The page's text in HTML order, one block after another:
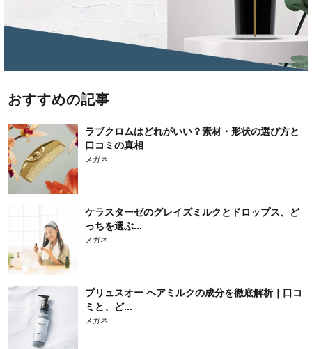
おすすめの記事
ラブクロムはどれがいい？素材・形状の選び方と
口コミの真相
メガネ
ケラスターゼのグレイズミルクとドロップス、ど
っちを選ぶ...
メガネ
プリュスオー ヘアミルクの成分を徹底解析｜口コ
ミと、ど...
メガネ